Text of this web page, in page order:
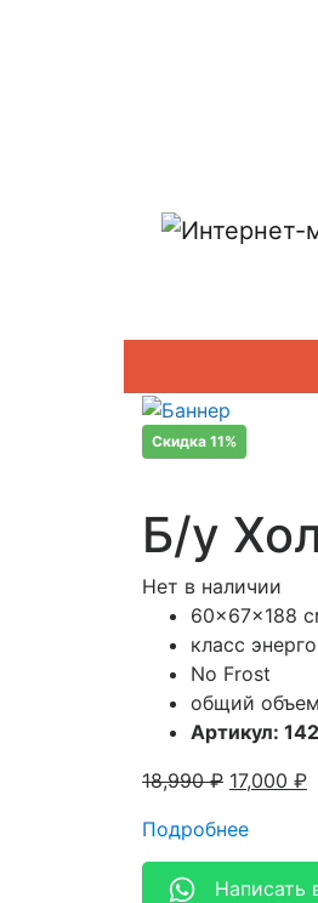
Скидка 11%
Б/у
Нет в наличии
60x67x188
класс
No Frost
общий
Артикул:
18,990₽ 17,000 ₽
Подробнее
Написать